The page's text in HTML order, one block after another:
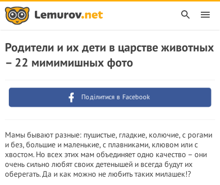
Родители и их дети в царстве животных
– 22 мимимишных фото
Поділитися в Facebook
Мамы бывают разные: пушистые, гладкие, колючие, с рогами
и без, большие и маленькие, с плавниками, клювом или с
хвостом. Но всех этих мам объединяет одно качество – они
очень сильно любят своих детенышей и всегда будут их
оберегать. Да и как можно не любить таких милашек!?